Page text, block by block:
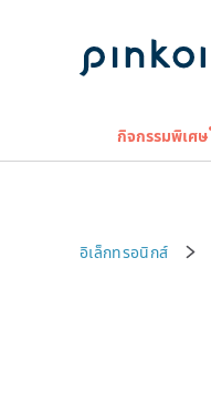
กิจกรรมพิเศษ
อิเล็กทรอนิกส์